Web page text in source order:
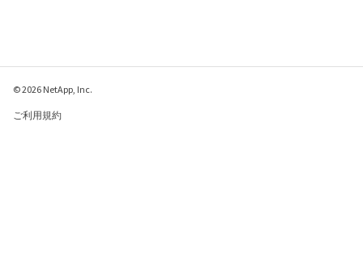
© 2026 NetApp, Inc.
ご利用規約